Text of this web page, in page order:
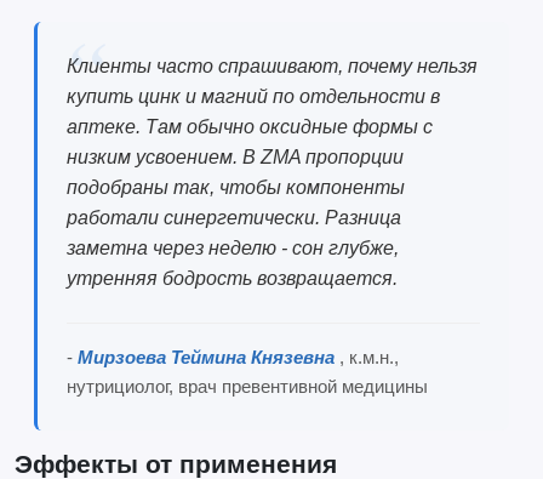
Клиенты часто спрашивают, почему нельзя
купить цинк и магний по отдельности в
аптеке. Там обычно оксидные формы с
низким усвоением. В ZMA пропорции
подобраны так, чтобы компоненты
работали синергетически. Разница
заметна через неделю - сон глубже,
утренняя бодрость возвращается.
- Мирзоева Теймина Князевна , к.м.н.,
нутрициолог, врач превентивной медицины
Эффекты от применения